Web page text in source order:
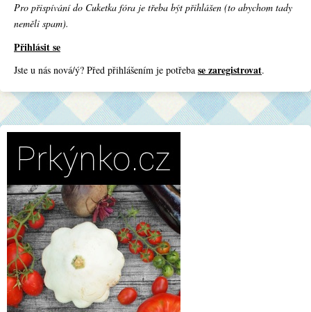
Pro přispívání do Cuketka fóra je třeba být přihlášen (to abychom tady
neměli spam).
Přihlásit se
Jste u nás nová/ý? Před přihlášením je potřeba se zaregistrovat.